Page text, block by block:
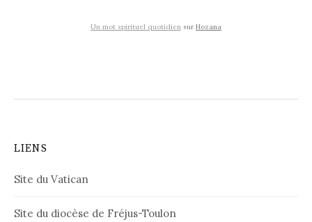
Un mot spirituel quotidien surHozana
LIENS
Site du Vatican
Site du diocèse de Fréjus-Toulon